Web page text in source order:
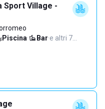
Sport Village -
Piscina· Bar·e altri 7…